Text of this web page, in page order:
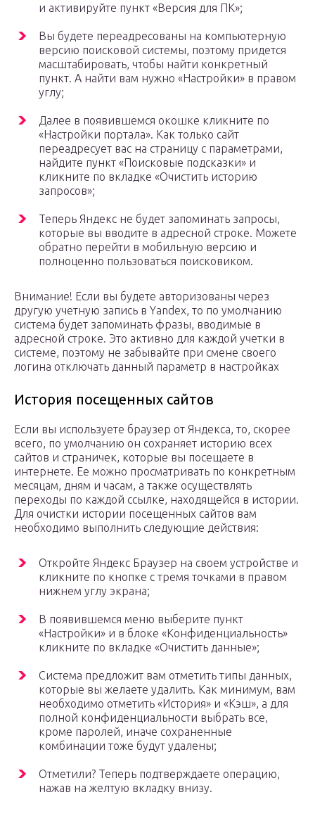
и активируйте пункт «Версия для ПК»;
Вы будете переадресованы на компьютерную
версию поисковой системы, поэтому придется
масштабировать, чтобы найти конкретный
пункт. А найти вам нужно «Настройки» в правом
углу;
Далее в появившемся окошке кликните по
«Настройки портала». Как только сайт
переадресует вас на страницу с параметрами,
найдите пункт «Поисковые подсказки» и
кликните по вкладке «Очистить историю
запросов»;
Теперь Яндекс не будет запоминать запросы,
которые вы вводите в адресной строке. Можете
обратно перейти в мобильную версию и
полноценно пользоваться поисковиком.
Внимание! Если вы будете авторизованы через
другую учетную запись в Yandex, то по умолчанию
система будет запоминать фразы, вводимые в
адресной строке. Это активно для каждой учетки в
системе, поэтому не забывайте при смене своего
логина отключать данный параметр в настройках
История посещенных сайтов
Если вы используете браузер от Яндекса, то, скорее
всего, по умолчанию он сохраняет историю всех
сайтов и страничек, которые вы посещаете в
интернете. Ее можно просматривать по конкретным
месяцам, дням и часам, а также осуществлять
переходы по каждой ссылке, находящейся в истории.
Для очистки истории посещенных сайтов вам
необходимо выполнить следующие действия:
Откройте Яндекс Браузер на своем устройстве и
кликните по кнопке с тремя точками в правом
нижнем углу экрана;
В появившемся меню выберите пункт
«Настройки» и в блоке «Конфиденциальность»
кликните по вкладке «Очистить данные»;
Система предложит вам отметить типы данных,
которые вы желаете удалить. Как минимум, вам
необходимо отметить «История» и «Кэш», а для
полной конфиденциальности выбрать все,
кроме паролей, иначе сохраненные
комбинации тоже будут удалены;
Отметили? Теперь подтверждаете операцию,
нажав на желтую вкладку внизу.